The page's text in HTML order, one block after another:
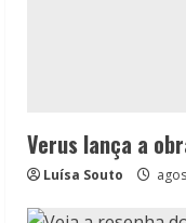
Verus lança a
Luísa Souto